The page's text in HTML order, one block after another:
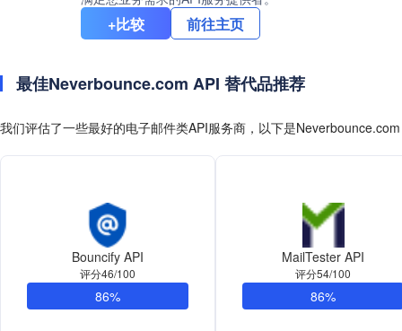
+比较 前往主页
最佳Neverbounce.com API 替代品推荐
我们评估了一些最好的电子邮件类API服务商，以下是
Bouncify API
评分46/100
86%
MailTester API
评分54/100
86%